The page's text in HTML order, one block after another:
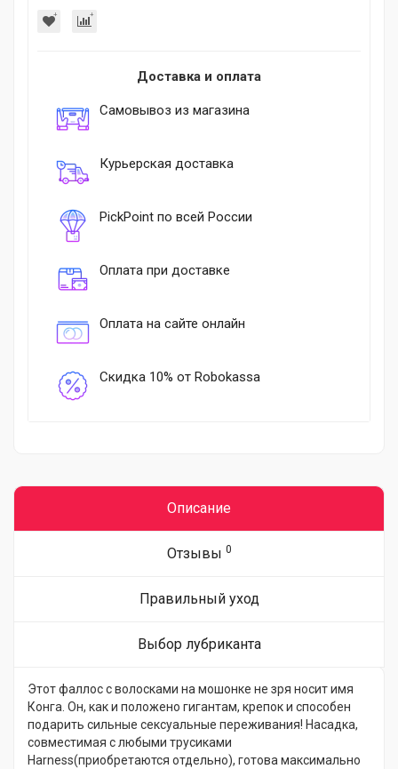
Доставка и оплата
Самовывоз из магазина
Курьерская доставка
PickPoint по всей России
Оплата при доставке
Оплата на сайте онлайн
Скидка 10% от Robokassa
Описание
Отзывы 0
Правильный уход
Выбор лубриканта
Этот фаллос с волосками на мошонке не зря носит имя
Конга. Он, как и положено гигантам, крепок и способен
подарить сильные сексуальные переживания! Насадка,
совместимая с любыми трусиками
Harness(приобретаются отдельно), готова максимально